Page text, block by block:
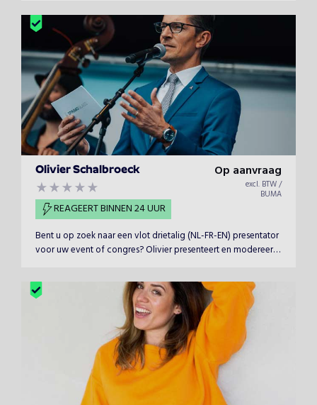
Olivier Schalbroeck
REAGEERT BINNEN 24 UUR
Op aanvraag
excl. BTW /
BUMA
Bent u op zoek naar een vlot drietalig (NL-FR-EN) presentator
voor uw event of congres? Olivier presenteert en modereert
gespreksavonden etc. Hij overlegt en bereidt samen met u de
presentatie voor.